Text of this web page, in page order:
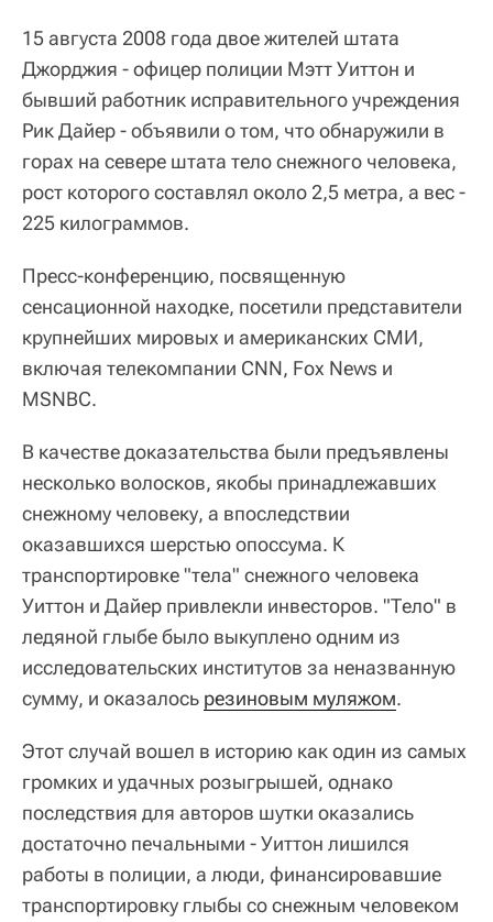
15 августа 2008 года двое жителей штата
Джорджия - офицер полиции Мэтт Уиттон и
бывший работник исправительного учреждения
Рик Дайер - объявили о том, что обнаружили в
горах на севере штата тело снежного человека,
рост которого составлял около 2,5 метра, а вес -
225 килограммов.
Пресс-конференцию, посвященную
сенсационной находке, посетили представители
крупнейших мировых и американских СМИ,
включая телекомпании CNN, Fox News и
MSNBC.
В качестве доказательства были предъявлены
несколько волосков, якобы принадлежавших
снежному человеку, а впоследствии
оказавшихся шерстью опоссума. К
транспортировке "тела" снежного человека
Уиттон и Дайер привлекли инвесторов. "Тело" в
ледяной глыбе было выкуплено одним из
исследовательских институтов за неназванную
сумму, и оказалось резиновым муляжом.
Этот случай вошел в историю как один из самых
громких и удачных розыгрышей, однако
последствия для авторов шутки оказались
достаточно печальными - Уиттон лишился
работы в полиции, а люди, финансировавшие
транспортировку глыбы со снежным человеком